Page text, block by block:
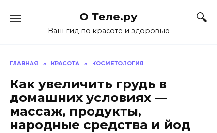
содержанию
О Теле.ру
Ваш гид по красоте и здоровью
ГЛАВНАЯ » КРАСОТА » КОСМЕТОЛОГИЯ
Как увеличить грудь в
домашних условиях —
массаж, продукты,
народные средства и йод